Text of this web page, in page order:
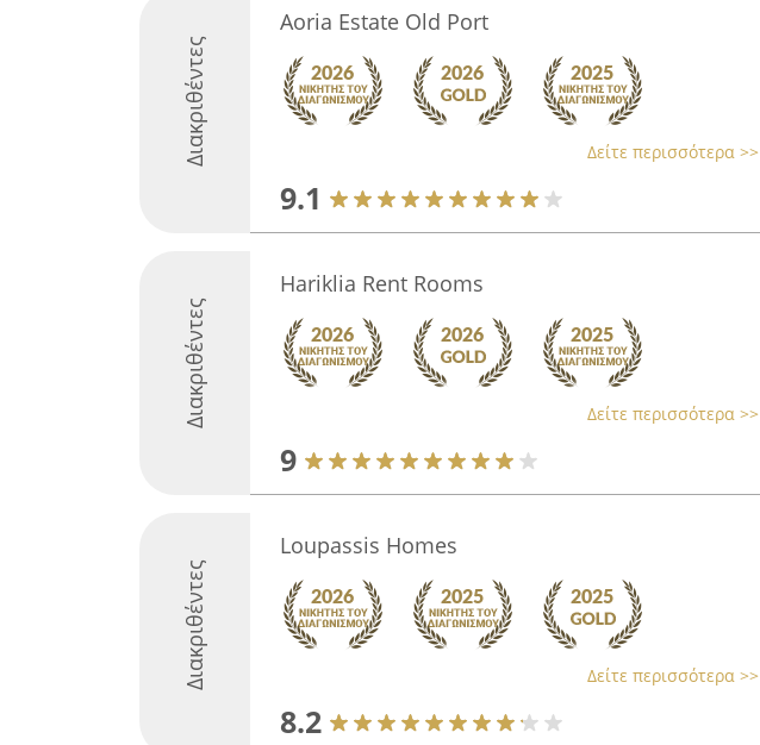
Διακριθέντες
Aoria Estate Old Port
Δείτε περισσότερα >>
9.1
Διακριθέντες
Hariklia Rent Rooms
Δείτε περισσότερα >>
9
Διακριθέντες
Loupassis Homes
Δείτε περισσότερα >>
8.2